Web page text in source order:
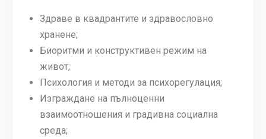
Здраве в квадрантите и здравословно
хранене;
Биоритми и конструктивен режим на
живот;
Психология и методи за психорегулация;
Изграждане на пълноценни
взаимоотношения и градивна социална
среда;